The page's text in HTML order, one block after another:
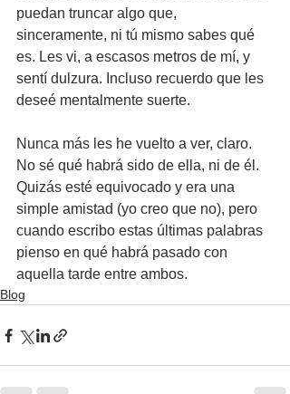
puedan truncar algo que,
sinceramente, ni tú mismo sabes qué
es. Les vi, a escasos metros de mí, y
sentí dulzura. Incluso recuerdo que les
deseé mentalmente suerte.
Nunca más les he vuelto a ver, claro.
No sé qué habrá sido de ella, ni de él.
Quizás esté equivocado y era una
simple amistad (yo creo que no), pero
cuando escribo estas últimas palabras
pienso en qué habrá pasado con
aquella tarde entre ambos.
Blog